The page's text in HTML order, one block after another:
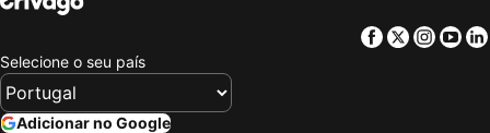
Krosno, Cárpatos Hotéis
Lancut, Cárpatos Hotéis
Dubiecko, Cárpatos Hotéis
Cracóvia, Pequena Polónia Hotéis
Wrocław, Baixa Silésia Hotéis
Facebook
Twitter
Selecione o seu país
Adicionar no Google